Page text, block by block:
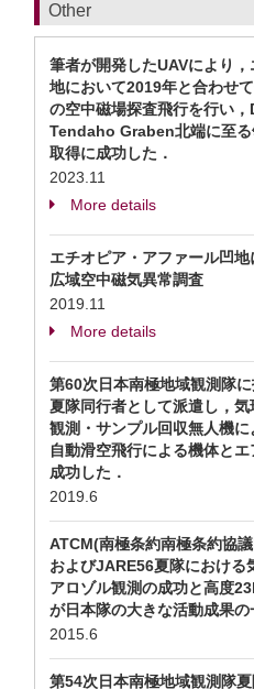
Other
筆者が開発したUAVにより
地において2019年と合わせ
の空中磁場探査飛行を行い
Tendaho Graben北端に至る
取得に成功した．
2023.11
More details
エチオピア・アファール凹
広域空中磁気異常調査
2019.11
More details
第60次日本南極地域観測隊
夏隊同行者として派遣し，
観測・サンプル回収無人機
自動滑空飛行による機体と
成功した．
2019.6
ATCM(南極条約南極条約協
およびJARE56夏隊における
アロゾル観測の成功と高度
が日本隊の大きな活動成果の
2015.6
第54次日本南極地域観測隊